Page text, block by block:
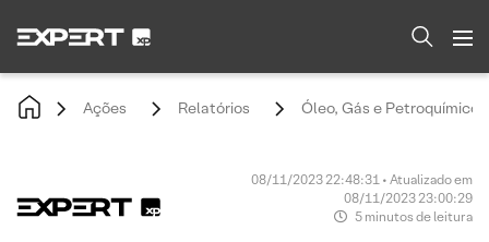
Ações Relatórios Óleo, Gás e
08/11/2023 22:48:31 • Atualizado em
08/11/2023 23:00:29
5 minutos de leitura